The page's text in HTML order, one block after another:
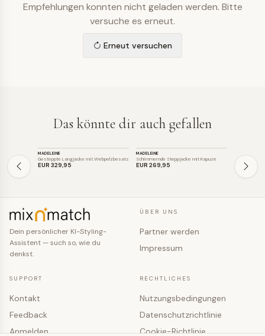
Empfehlungen konnten nicht geladen werden. Bitte
versuche es erneut.
Erneut versuchen
Das könnte dir auch gefallen
MADELEINE
Gesteppte Langjacke mit Webpelzbesatz
EUR 329,95
MADELEINE
Schimmernde Steppjacke mit Kapuze
EUR 269,95
SALE
EUR 309
Dein persönlicher KI-Styling-
Assistent — such so, wie du
denkst.
ÜBER UNS
Partner werden
Impressum
SUPPORT
Kontakt
Feedback
Anmelden
RECHTLICHES
Nutzungsbedingungen
Datenschutzrichtlinie
Cookie-Richtlinie